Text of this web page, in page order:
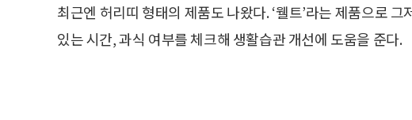
최근엔 허리띠 형태의 제품도 나왔다. ‘웰트’라는 제품으로
있는 시간, 과식 여부를 체크해 생활습관 개선에 도움을 준다.